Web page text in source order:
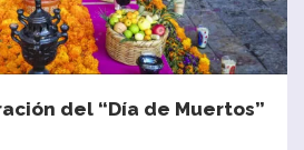
del “Día de Muertos”